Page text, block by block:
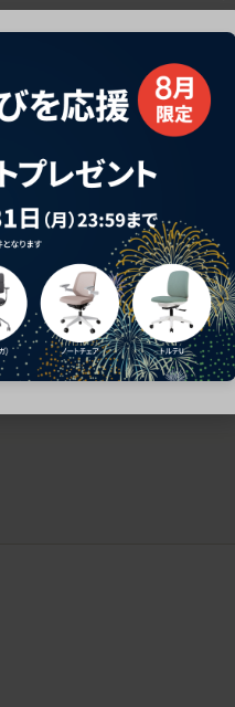
椅子に座っているのに疲
疲れにくいチェアの選び方